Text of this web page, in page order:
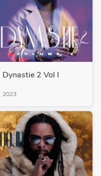
Dynastie 2 Vol I
2023